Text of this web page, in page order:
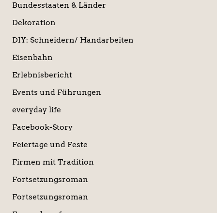
Bundesstaaten & Länder
Dekoration
DIY: Schneidern/ Handarbeiten
Eisenbahn
Erlebnisbericht
Events und Führungen
everyday life
Facebook-Story
Feiertage und Feste
Firmen mit Tradition
Fortsetzungsroman
Fortsetzungsroman